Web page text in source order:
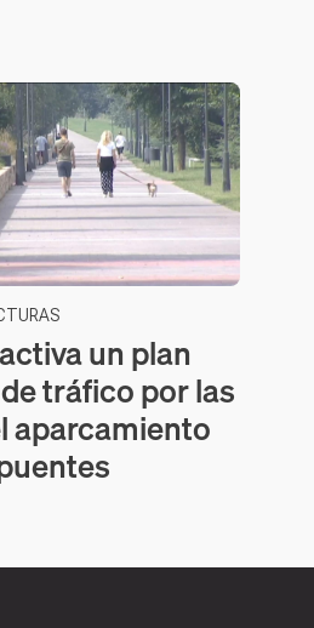
un plan
tráfico por las
aparcamiento